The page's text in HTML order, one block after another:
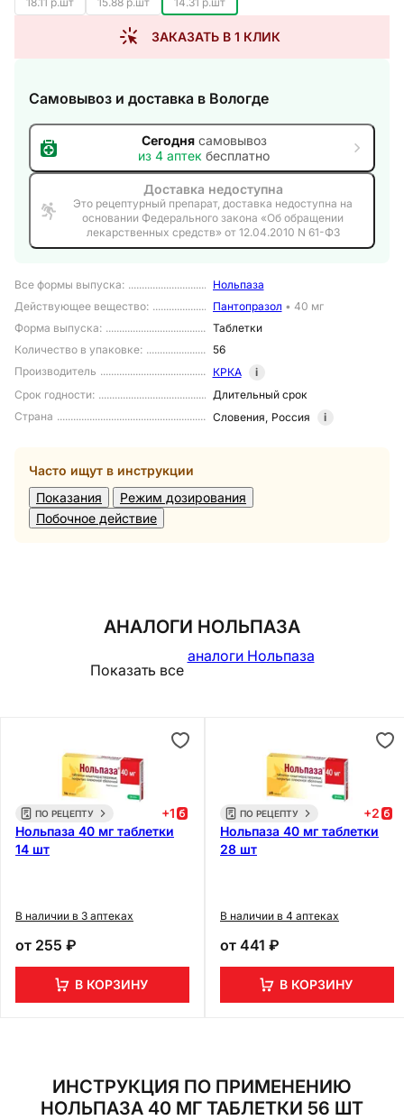
Все формы выпуска:
Нольпаза
Действующее вещество: Пантопразол • 40 мг
Форма выпуска:
Таблетки
Количество в упаковке:
56
Производитель
КРКА
i
Срок годности:
Длительный срок
Страна
Словения, Россия i
Часто ищут в инструкции
Показания
Режим дозирования
Побочное действие
ЗАКАЗАТЬ В 1 КЛИК
Самовывоз и доставка в Вологде
Сегоднясамовывоз
из 4 аптек бесплатно
Доставка недоступна
Это рецептурный препарат, доставка недоступна на
основании Федерального закона «Об обращении
лекарственных средств» от 12.04.2010 N 61-ФЗ
АНАЛОГИ НОЛЬПАЗА
Показать все
аналоги Нольпаза
ПО РЕЦЕПТУ +1
Нольпаза 40 мг таблетки
14 шт
В наличии в 3 аптеках
от 255 ₽
В КОРЗИНУ
ПО РЕЦЕПТУ +2
Нольпаза 40 мг таблетки
28 шт
В наличии в 4 аптеках
от 441 ₽
В КОРЗИНУ
ИНСТРУКЦИЯ ПО ПРИМЕНЕНИЮ
НОЛЬПАЗА 40 МГ ТАБЛЕТКИ 56 ШТ